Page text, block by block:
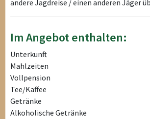
andere Jagdreise / einen anderen Jäger
Im Angebot enthalten:
Unterkunft
Mahlzeiten
Vollpension
Tee/Kaffee
Getränke
Alkoholische Getränke